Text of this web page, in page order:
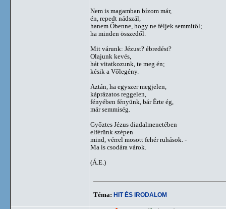
Nem is magamban bízom már,
én, repedt nádszál,
hanem Őbenne, hogy ne féljek semmitől;
ha minden összedől.
Mit várunk: Jézust? ébredést?
Olajunk kevés,
hát vitatkozunk, te meg én;
késik a Vőlegény.
Aztán, ha egyszer megjelen,
káprázatos reggelen,
fényében fényünk, bár Érte ég,
már semmiség.
Győztes Jézus diadalmenetében
elférünk szépen
mind, vérrel mosott fehér ruhások. -
Ma is csodára várok.
(Á.E.)
Téma: HIT ÉS IRODALOM